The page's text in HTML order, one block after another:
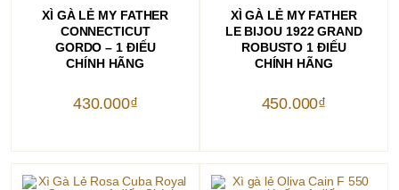
THÊM VÀO GIỎ HÀNG
XÌ GÀ LẺ MY FATHER
CONNECTICUT
GORDO – 1 ĐIẾU
CHÍNH HÃNG
430.000₫
THÊM VÀO GIỎ HÀNG
XÌ GÀ LẺ MY FATHER
LE BIJOU 1922 GRAND
ROBUSTO 1 ĐIẾU
CHÍNH HÃNG
450.000₫